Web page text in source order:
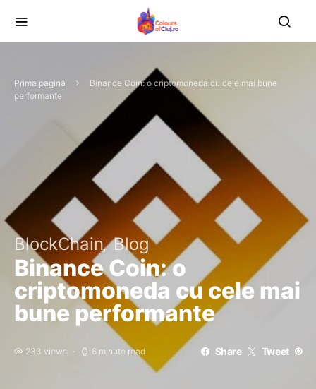
Prima pagină
Binance Coin: o criptomoneda cu cele mai bune
performante
BlockChain Blog
Binance Coin: o
criptomoneda cu cele mai
bune performante
233 views 6 minute read Share Tweet